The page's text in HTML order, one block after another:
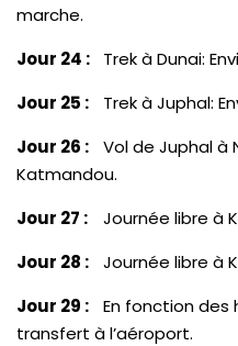
marche.
Jour 24 :
Trek à Dunai:
Jour 25 :
Trek à Juphal:
Jour 26 :
Vol de Juphal à
Katmandou.
Jour 27 :
Journée libre à
Jour 28 :
Journée libre à
Jour 29 :
En fonction des
transfert à l’aéroport.